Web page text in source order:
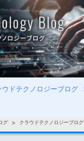
ウドテクノロジーブログ
グ クラウドテクノロジーブログ